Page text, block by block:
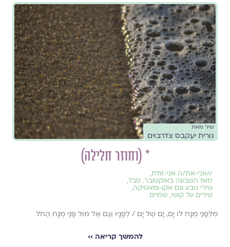
שיר מאת
נורית יעקבס צדרבוים
* (וחוזר חלילה)
//אני-את/ה אני-זולת,
מאז השבעה באוקטובר, סבל,
שירי טבע וגם אקו-פואטיקה,
שירים על קושי, שמיים
מִלְּפָנַי מֻנָּח לוֹ יָם, יָם שֶׁל יָם / לְפָנָיו וְגַם אֶל מוּל פָּנַי מֻנָּח הַחֹל
להמשך קריאה ››